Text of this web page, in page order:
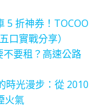
5 折神券！TOCOO
口實戰分享）
不要租？高速公路
時光漫步：從 2010
火氣